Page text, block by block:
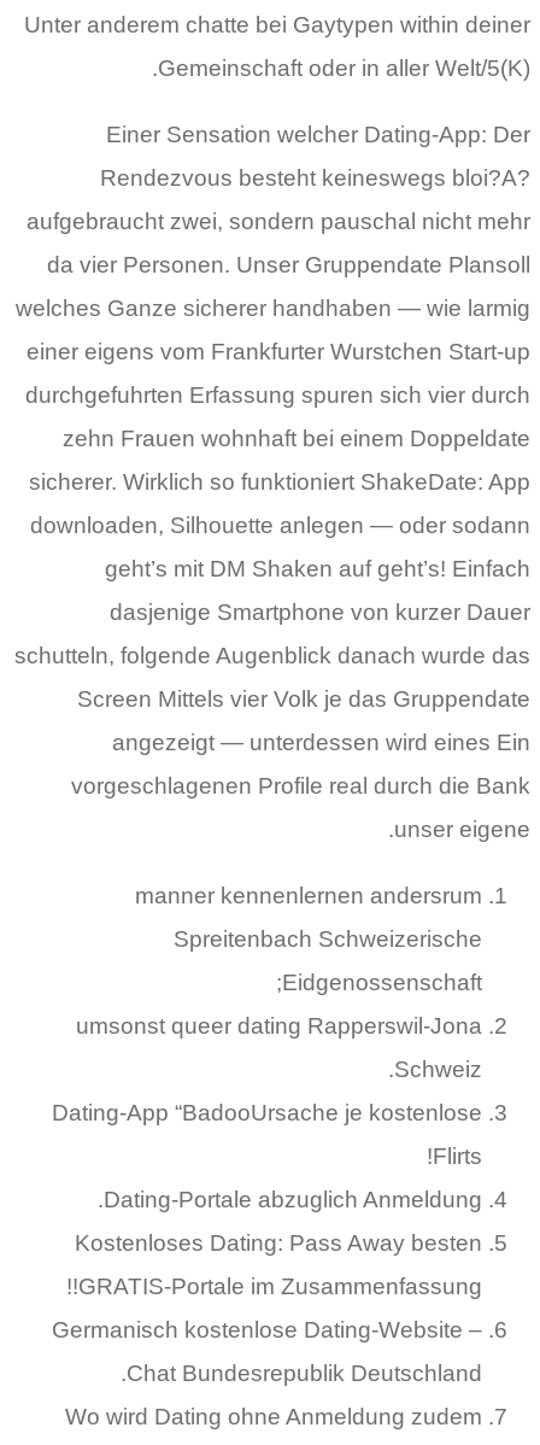
Unter anderem chatte bei Gaytypen within deiner
Gemeinschaft oder in aller Welt/5(K).
Einer Sensation welcher Dating-App: Der
Rendezvous besteht keineswegs bloi?A?
aufgebraucht zwei, sondern pauschal nicht mehr
da vier Personen. Unser Gruppendate Plansoll
welches Ganze sicherer handhaben — wie larmig
einer eigens vom Frankfurter Wurstchen Start-up
durchgefuhrten Erfassung spuren sich vier durch
zehn Frauen wohnhaft bei einem Doppeldate
sicherer. Wirklich so funktioniert ShakeDate: App
downloaden, Silhouette anlegen — oder sodann
geht’s mit DM Shaken auf geht’s! Einfach
dasjenige Smartphone von kurzer Dauer
schutteln, folgende Augenblick danach wurde das
Screen Mittels vier Volk je das Gruppendate
angezeigt — unterdessen wird eines Ein
vorgeschlagenen Profile real durch die Bank
unser eigene.
manner kennenlernen andersrum
Spreitenbach Schweizerische
Eidgenossenschaft;
umsonst queer dating Rapperswil-Jona
Schweiz.
Dating-App “BadooUrsache je kostenlose
Flirts!
Dating-Portale abzuglich Anmeldung.
Kostenloses Dating: Pass Away besten
GRATIS-Portale im Zusammenfassung!!
Germanisch kostenlose Dating-Website –
Chat Bundesrepublik Deutschland.
Wo wird Dating ohne Anmeldung zudem